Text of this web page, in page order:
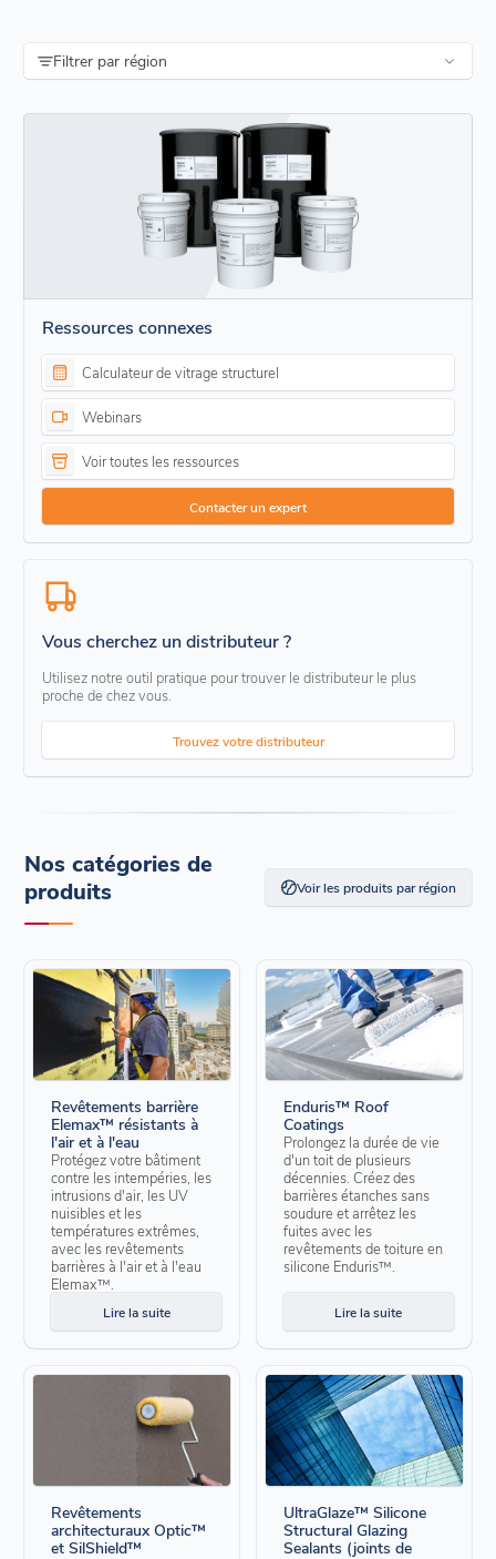
Ressources connexes
Calculateur de vitrage structurel
Webinars
Voir toutes les ressources
Contacter un expert
Vous cherchez un distributeur ?
Utilisez notre outil pratique pour trouver le distributeur le plus
proche de chez vous.
Trouvez votre distributeur
Filtrer par région
Nos catégories de
produits
Voir les produits par région
Revêtements barrière
Elemax™ résistants à
l'air et à l'eau
Protégez votre bâtiment
contre les intempéries, les
intrusions d'air, les UV
nuisibles et les
températures extrêmes,
avec les revêtements
barrières à l'air et à l'eau
Elemax™.
Lire la suite
Enduris™ Roof
Coatings
Prolongez la durée de vie
d'un toit de plusieurs
décennies. Créez des
barrières étanches sans
soudure et arrêtez les
fuites avec les
revêtements de toiture en
silicone Enduris™.
Lire la suite
Revêtements
architecturaux Optic™
et SilShield™
UltraGlaze™ Silicone
Structural Glazing
Sealants (joints de